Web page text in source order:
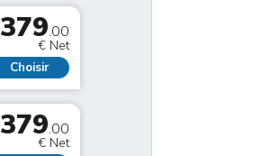
379.00
€ Net
Choisir
379.00
€ Net